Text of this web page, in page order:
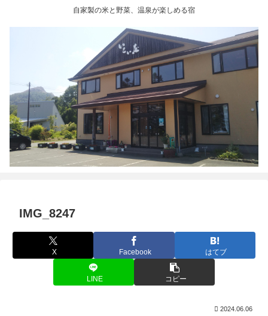
自家製の米と野菜、温泉が楽しめる宿
IMG_8247
X Facebook はてブ
LINE コピー
2024.06.06